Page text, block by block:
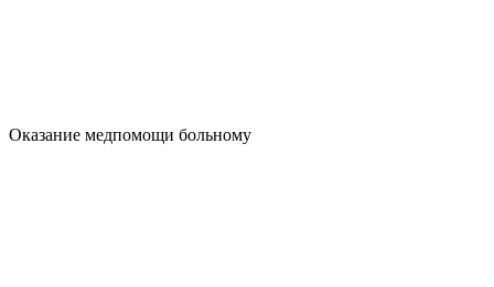
Оказание медпомощи больному